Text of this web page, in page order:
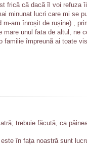
fricã cã dacã îl voi refuza
minunat lucri care mi se
m-am înroșit de rușine) ,
mare unul fata de altul, ne
împreunã ai toate
trebuie făcută, ca
în fața noastră sunt